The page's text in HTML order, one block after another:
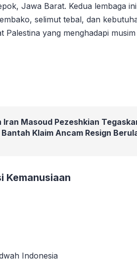
Jawa Barat. Kedua lembaga
selimut tebal, dan
Palestina yang menghadapi
Iran Masoud Pezeshkian
Klaim Ancam Resign
Kemanusiaan
Indonesia